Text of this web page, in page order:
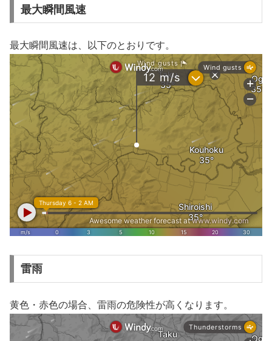
最大瞬間風速
最大瞬間風速は、以下のとおりです。
雷雨
黄色・赤色の場合、雷雨の危険性が高くなります。